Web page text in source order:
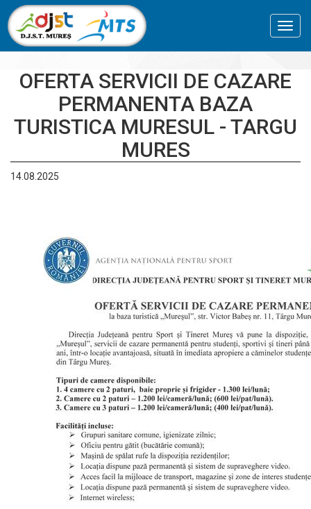
OFERTA SERVICII DE CAZARE
PERMANENTA BAZA
TURISTICA MURESUL - TARGU
MURES
14.08.2025